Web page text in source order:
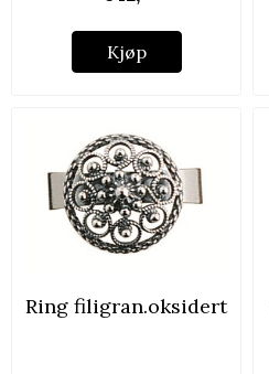
Kjøp
Ring filigran.oksidert